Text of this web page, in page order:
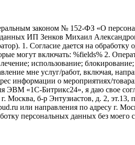
законом № 152-ФЗ «О
ИП Зенков Михаил
1. Согласие дается на
могут включать: %fields% 2.
использование;
мне услуг/работ, включая,
информации о мероприятиях/
ЭВМ «1С-Битрикс24», я даю свое
б-р Энтузиастов, д. 2, эт.13,
или направления по адресу г.
персональных данных без